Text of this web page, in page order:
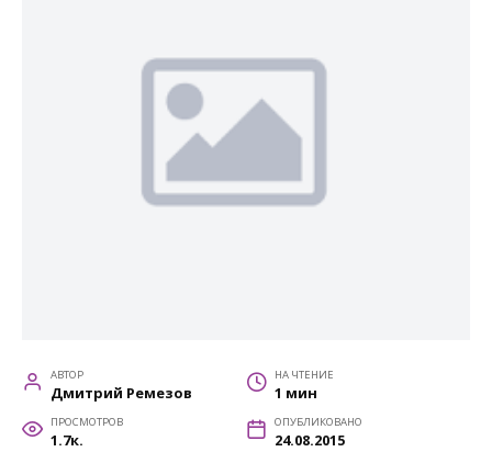
АВТОР
Дмитрий Ремезов
НА ЧТЕНИЕ
1 мин
ПРОСМОТРОВ
1.7к.
ОПУБЛИКОВАНО
24.08.2015